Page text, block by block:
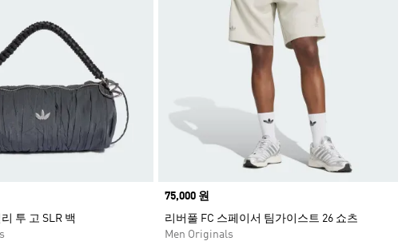
투 고 SLR 백
Price
75,000 원
리버풀 FC 스페이서 팀가이스트 26 쇼츠
Men Originals